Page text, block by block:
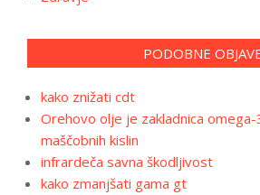
PODOBNE
kako znižati cdt
Orehovo olje je zakladnica
maščobnih kislin
infrardeča savna škodljivost
kako zmanjšati gama gt